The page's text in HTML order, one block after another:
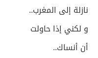
نازلة إلى المغرب..
و لكني إذا حاولت
أن أنساك..